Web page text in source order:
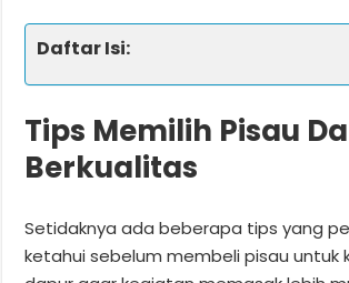
Daftar Isi:
Tips Memilih Pisau
Berkualitas
Setidaknya ada beberapa tips yang
ketahui sebelum membeli pisau untuk